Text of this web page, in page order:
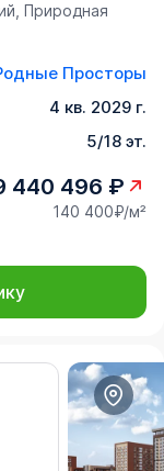
Природная
Просторы
4 кв. 2029 г.
5/18 эт.
440 496 ₽
140 400₽/м²